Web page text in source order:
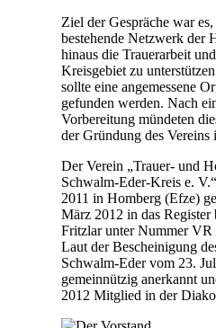
Ziel der Gespräche war
bestehende Netzwerk der
hinaus die Trauerarbeit
Kreisgebiet zu
sollte eine angemessene
gefunden werden. Nach
Vorbereitung mündeten
der Gründung des Vereins
Der Verein „Trauer- und
Schwalm-Eder-Kreis e.
2011 in Homberg (Efze)
März 2012 in das Register
Fritzlar unter Nummer VR
Laut der Bescheinigung
Schwalm-Eder vom 23.
gemeinnützig anerkannt
2012 Mitglied in der